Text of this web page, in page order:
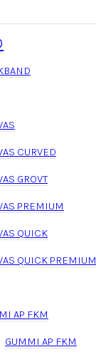
CURVED
GROVT
PREMIUM
QUICK
QUICK PREMIUM
AP FKM
GUMMI AP FKM